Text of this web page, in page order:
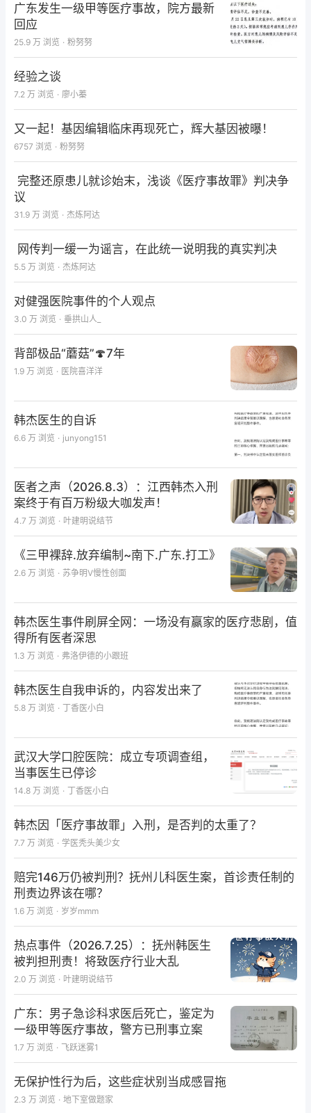
广东发生一级甲等医疗事故，院方最新
回应
25.9 万 浏览 · 粉努努
经验之谈
7.2 万 浏览 · 廖小蓁
又一起！基因编辑临床再现死亡，辉大基因被曝！
6757 浏览 · 粉努努
完整还原患儿就诊始末，浅谈《医疗事故罪》判决争
议
31.9 万 浏览 · 杰炼阿达
网传判一缓一为谣言，在此统一说明我的真实判决
5.5 万 浏览 · 杰炼阿达
对健强医院事件的个人观点
3.0 万 浏览 · 垂拱山人_
背部极品“蘑菇”🍄7年
1.9 万 浏览 · 医院喜洋洋
韩杰医生的自诉
6.6 万 浏览 · junyong151
医者之声（2026.8.3）：江西韩杰入刑
案终于有百万粉级大咖发声！
4.7 万 浏览 · 叶建明说结节
《三甲裸辞.放弃编制~南下.广东.打工》
2.6 万 浏览 · 苏争明V慢性创面
韩杰医生事件刷屏全网：一场没有赢家的医疗悲剧，值
得所有医者深思
1.3 万 浏览 · 弗洛伊德的小跟班
韩杰医生自我申诉的，内容发出来了
5.8 万 浏览 · 丁香医小白
武汉大学口腔医院：成立专项调查组，
当事医生已停诊
14.8 万 浏览 · 丁香医小白
韩杰因「医疗事故罪」入刑，是否判的太重了？
7.7 万 浏览 · 学医秃头美少女
赔完146万仍被判刑？抚州儿科医生案，首诊责任制的
刑责边界该在哪？
1.6 万 浏览 · 岁岁mmm
热点事件（2026.7.25）：抚州韩医生
被判担刑责！将致医疗行业大乱
2.0 万 浏览 · 叶建明说结节
广东：男子急诊科求医后死亡，鉴定为
一级甲等医疗事故，警方已刑事立案
1.7 万 浏览 · 飞跃迷雾1
无保护性行为后，这些症状别当成感冒拖
2.3 万 浏览 · 地下室做题家